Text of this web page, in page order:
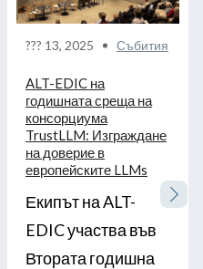
??? 13, 2025 Събития
ALT-EDIC на
годишната среща на
консорциума
TrustLLM: Изграждане
на доверие в
европейските LLMs
Екипът на ALT-
EDIC участва във
Втората годишна